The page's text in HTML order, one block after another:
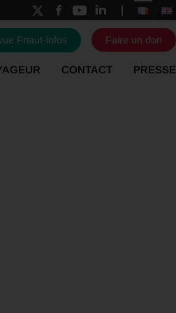
Fnaut-infos Faire un don
CONTACT PRESSE